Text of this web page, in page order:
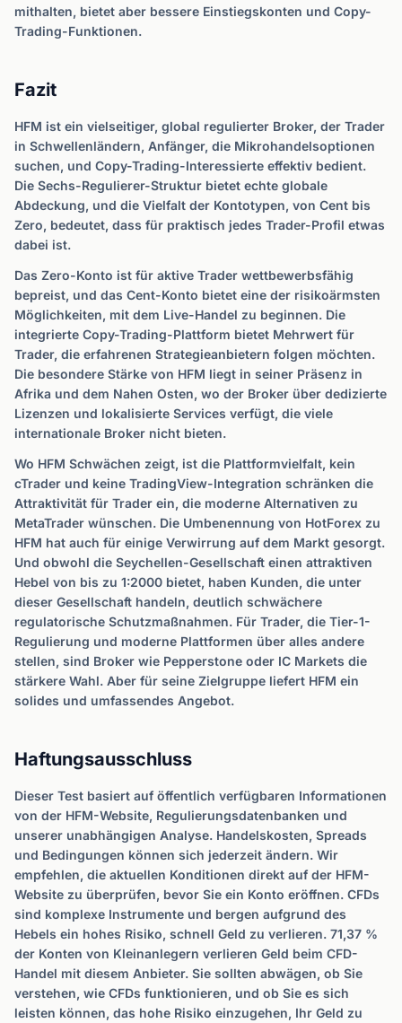
mithalten, bietet aber bessere Einstiegskonten und Copy-
Trading-Funktionen.
Fazit
HFM ist ein vielseitiger, global regulierter Broker, der Trader
in Schwellenländern, Anfänger, die Mikrohandelsoptionen
suchen, und Copy-Trading-Interessierte effektiv bedient.
Die Sechs-Regulierer-Struktur bietet echte globale
Abdeckung, und die Vielfalt der Kontotypen, von Cent bis
Zero, bedeutet, dass für praktisch jedes Trader-Profil etwas
dabei ist.
Das Zero-Konto ist für aktive Trader wettbewerbsfähig
bepreist, und das Cent-Konto bietet eine der risikoärmsten
Möglichkeiten, mit dem Live-Handel zu beginnen. Die
integrierte Copy-Trading-Plattform bietet Mehrwert für
Trader, die erfahrenen Strategieanbietern folgen möchten.
Die besondere Stärke von HFM liegt in seiner Präsenz in
Afrika und dem Nahen Osten, wo der Broker über dedizierte
Lizenzen und lokalisierte Services verfügt, die viele
internationale Broker nicht bieten.
Wo HFM Schwächen zeigt, ist die Plattformvielfalt, kein
cTrader und keine TradingView-Integration schränken die
Attraktivität für Trader ein, die moderne Alternativen zu
MetaTrader wünschen. Die Umbenennung von HotForex zu
HFM hat auch für einige Verwirrung auf dem Markt gesorgt.
Und obwohl die Seychellen-Gesellschaft einen attraktiven
Hebel von bis zu 1:2000 bietet, haben Kunden, die unter
dieser Gesellschaft handeln, deutlich schwächere
regulatorische Schutzmaßnahmen. Für Trader, die Tier-1-
Regulierung und moderne Plattformen über alles andere
stellen, sind Broker wie Pepperstone oder IC Markets die
stärkere Wahl. Aber für seine Zielgruppe liefert HFM ein
solides und umfassendes Angebot.
Haftungsausschluss
Dieser Test basiert auf öffentlich verfügbaren Informationen
von der HFM-Website, Regulierungsdatenbanken und
unserer unabhängigen Analyse. Handelskosten, Spreads
und Bedingungen können sich jederzeit ändern. Wir
empfehlen, die aktuellen Konditionen direkt auf der HFM-
Website zu überprüfen, bevor Sie ein Konto eröffnen. CFDs
sind komplexe Instrumente und bergen aufgrund des
Hebels ein hohes Risiko, schnell Geld zu verlieren. 71,37 %
der Konten von Kleinanlegern verlieren Geld beim CFD-
Handel mit diesem Anbieter. Sie sollten abwägen, ob Sie
verstehen, wie CFDs funktionieren, und ob Sie es sich
leisten können, das hohe Risiko einzugehen, Ihr Geld zu